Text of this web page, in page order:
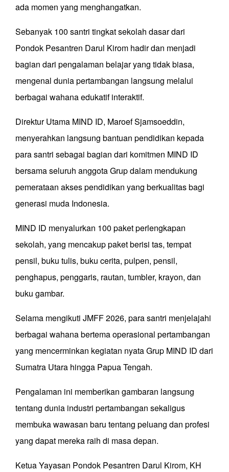
ada momen yang menghangatkan.
Sebanyak 100 santri tingkat sekolah dasar dari
Pondok Pesantren Darul Kirom hadir dan menjadi
bagian dari pengalaman belajar yang tidak biasa,
mengenal dunia pertambangan langsung melalui
berbagai wahana edukatif interaktif.
Direktur Utama MIND ID, Maroef Sjamsoeddin,
menyerahkan langsung bantuan pendidikan kepada
para santri sebagai bagian dari komitmen MIND ID
bersama seluruh anggota Grup dalam mendukung
pemerataan akses pendidikan yang berkualitas bagi
generasi muda Indonesia.
MIND ID menyalurkan 100 paket perlengkapan
sekolah, yang mencakup paket berisi tas, tempat
pensil, buku tulis, buku cerita, pulpen, pensil,
penghapus, penggaris, rautan, tumbler, krayon, dan
buku gambar.
Selama mengikuti JMFF 2026, para santri menjelajahi
berbagai wahana bertema operasional pertambangan
yang mencerminkan kegiatan nyata Grup MIND ID dari
Sumatra Utara hingga Papua Tengah.
Pengalaman ini memberikan gambaran langsung
tentang dunia industri pertambangan sekaligus
membuka wawasan baru tentang peluang dan profesi
yang dapat mereka raih di masa depan.
Ketua Yayasan Pondok Pesantren Darul Kirom, KH